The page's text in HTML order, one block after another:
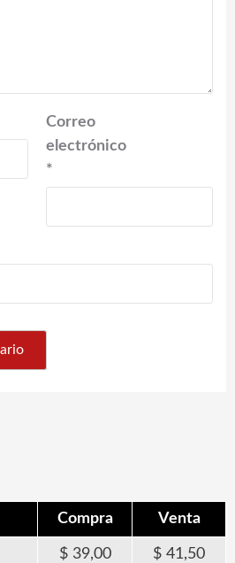
Correo
electrónico
*
Compra Venta
39,00 41,50